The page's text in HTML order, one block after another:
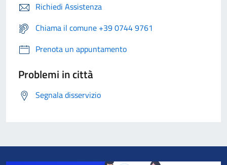
Richiedi Assistenza
Chiama il comune +39 0744 9761
Prenota un appuntamento
Problemi in città
Segnala disservizio